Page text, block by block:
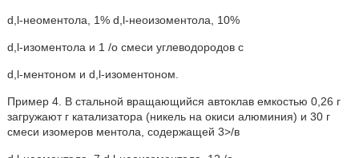
d,l-неоментола, 1% d,l-неоизоментола, 10%
d,l-изоментола и 1 /о смеси углеводородов с
d,l-ментоном и d,l-изоментоном.
Пример 4. В стальной вращающийся автоклав емкостью 0,26 г
загружают г катализатора (никель на окиси алюминия) и 30 г
смеси изомеров ментола, содержащей 3>/в